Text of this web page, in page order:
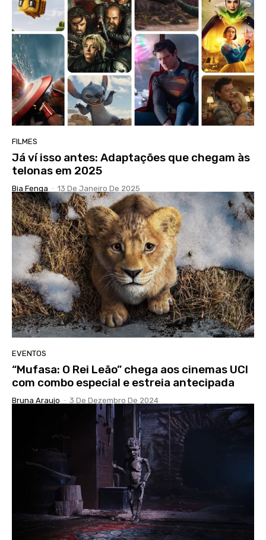
FILMES
Já ví isso antes: Adaptações que chegam às
telonas em 2025
Bia Fenga - 13 De Janeiro De 2025
EVENTOS
“Mufasa: O Rei Leão” chega aos cinemas UCI
com combo especial e estreia antecipada
Bruna Araujo - 3 De Dezembro De 2024